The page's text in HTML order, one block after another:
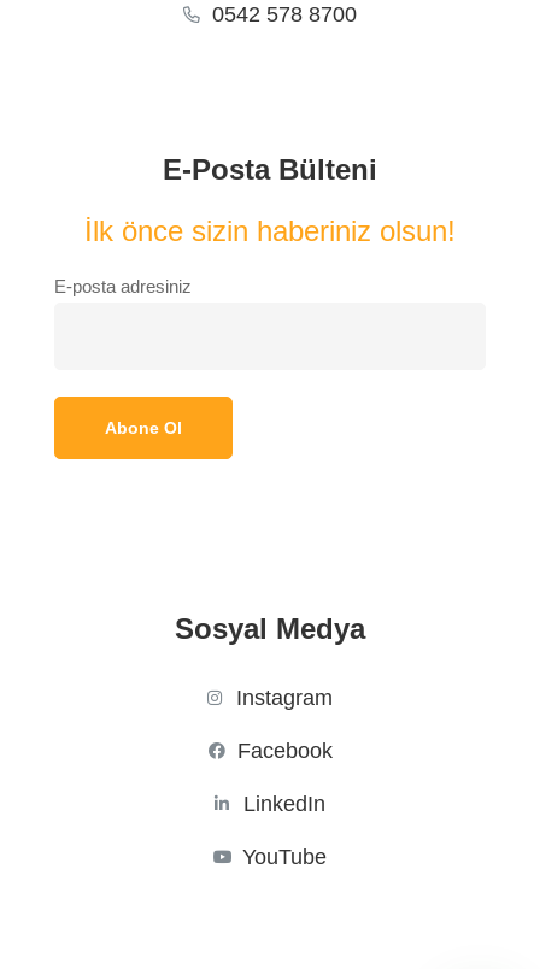
0542 578 8700
E-Posta Bülteni
İlk önce sizin haberiniz olsun!
E-posta adresiniz
Sosyal Medya
Instagram
Facebook
LinkedIn
YouTube